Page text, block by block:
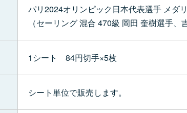
パリ2024オリンピック日本代表選手 メダ
（セーリング 混合 470級 岡田 奎樹選手
1シート 84円切手×5枚
シート単位で販売します。